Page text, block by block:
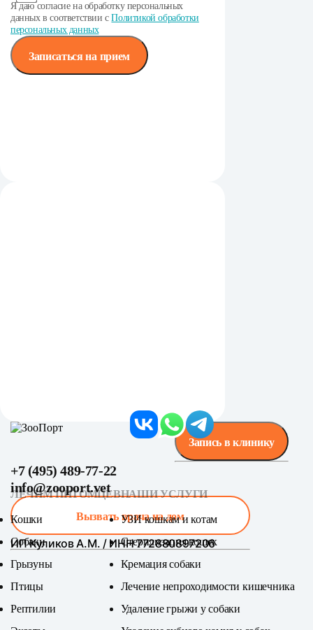
Я даю согласие на обработку персональных
данных в соответствии сПолитикой обработки
персональных данных
Записаться на прием
Запись в клинику
+7 (495) 489-77-22
info@zooport.vet
Вызвать врача на дом
ИП Куликов А.М. / ИНН 772880897206
ЛЕЧИМ ПИТОМЦЕВ
Кошки
Собаки
Грызуны
Птицы
Рептилии
НАШИ УСЛУГИ
УЗИ кошкам и котам
Стерилизация кошек
Кремация собаки
Лечение непроходимости кишечника
Удаление грыжи у собаки